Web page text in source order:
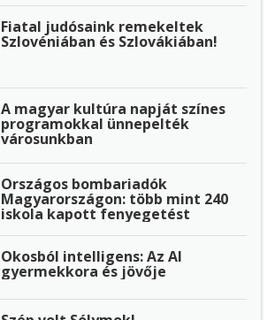
Fiatal judósaink remekeltek
Szlovéniában és Szlovákiában!
A magyar kultúra napját színes
programokkal ünnepelték
városunkban
Országos bombariadók
Magyarországon: több mint 240
iskola kapott fenyegetést
Okosból intelligens: Az AI
gyermekkora és jövője